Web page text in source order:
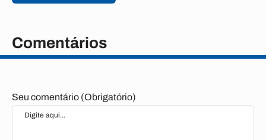
Comentários
Seu comentário (Obrigatório)